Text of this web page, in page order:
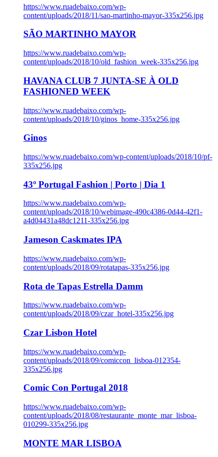
https://www.ruadebaixo.com/wp-
content/uploads/2018/11/sao-martinho-mayor-335x256.jpg
SÃO MARTINHO MAYOR
https://www.ruadebaixo.com/wp-
content/uploads/2018/10/old_fashion_week-335x256.jpg
HAVANA CLUB 7 JUNTA-SE À OLD
FASHIONED WEEK
https://www.ruadebaixo.com/wp-
content/uploads/2018/10/ginos_home-335x256.jpg
Ginos
https://www.ruadebaixo.com/wp-content/uploads/2018/10/pf-
335x256.jpg
43º Portugal Fashion | Porto | Dia 1
https://www.ruadebaixo.com/wp-
content/uploads/2018/10/webimage-490c4386-0d44-42f1-
a4d04431a48dc1211-335x256.jpg
Jameson Caskmates IPA
https://www.ruadebaixo.com/wp-
content/uploads/2018/09/rotatapas-335x256.jpg
Rota de Tapas Estrella Damm
https://www.ruadebaixo.com/wp-
content/uploads/2018/09/czar_hotel-335x256.jpg
Czar Lisbon Hotel
https://www.ruadebaixo.com/wp-
content/uploads/2018/09/comiccon_lisboa-012354-
335x256.jpg
Comic Con Portugal 2018
https://www.ruadebaixo.com/wp-
content/uploads/2018/08/restaurante_monte_mar_lisboa-
010299-335x256.jpg
MONTE MAR LISBOA